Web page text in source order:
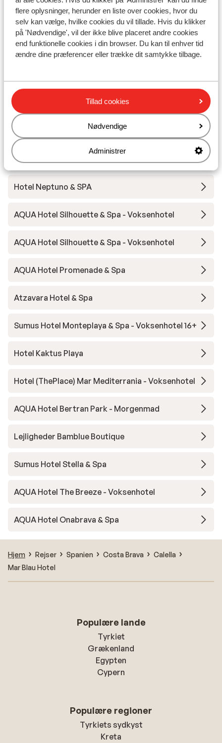
flere oplysninger, herunder en liste over cookies, hvor du
selv kan vælge, hvilke cookies du vil tillade. Hvis du klikker
på 'Nødvendige', vil der ikke blive placeret andre cookies
end funktionelle cookies i din browser. Du kan til enhver tid
ændre dine præferencer eller trække dit samtykke tilbage.
Tillad cookies
Nødvendige
Administrer
Afstand til pengeautomat ca. 150 meter
Afstand til nærmeste butikker ca. 50 meter
Afstand til nærmeste kiosk ca. 30 meter
Nærmeste restaurant ca. 50 meter
Nærmeste hospital ca. 900 meter
Andre overnatningssteder i Costa
Brava
Hotel Melia Lloret de Mar
Hotel L'Azure
Hotel Neptuno & SPA
AQUA Hotel Silhouette & Spa - Voksenhotel
AQUA Hotel Silhouette & Spa - Voksenhotel
AQUA Hotel Promenade & Spa
Atzavara Hotel & Spa
Sumus Hotel Monteplaya & Spa - Voksenhotel 16+
Hotel Kaktus Playa
Hotel (ThePlace) Mar Mediterrania - Voksenhotel
AQUA Hotel Bertran Park - Morgenmad
Lejligheder Bamblue Boutique
Sumus Hotel Stella & Spa
AQUA Hotel The Breeze - Voksenhotel
AQUA Hotel Onabrava & Spa
Hjem Rejser Spanien Costa Brava
Calella
Mar Blau Hotel
Populære lande
Tyrkiet
Grækenland
Egypten
Cypern
Populære regioner
Tyrkiets sydkyst
Kreta